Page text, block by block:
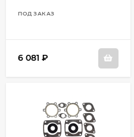
ПОД ЗАКАЗ
6 081 ₽